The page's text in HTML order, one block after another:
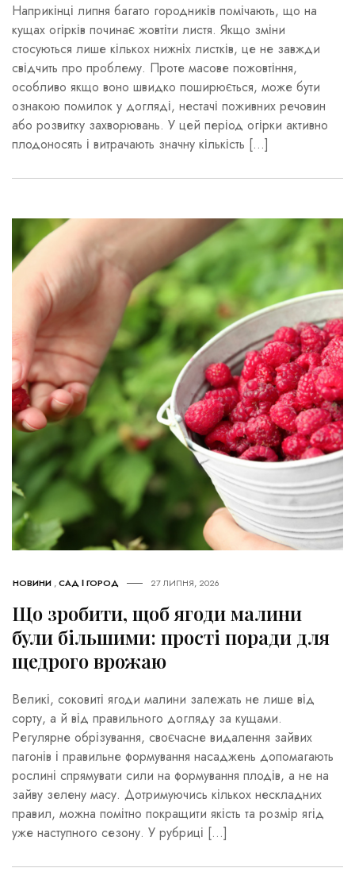
Наприкінці липня багато городників помічають, що на
кущах огірків починає жовтіти листя. Якщо зміни
стосуються лише кількох нижніх листків, це не завжди
свідчить про проблему. Проте масове пожовтіння,
особливо якщо воно швидко поширюється, може бути
ознакою помилок у догляді, нестачі поживних речовин
або розвитку захворювань. У цей період огірки активно
плодоносять і витрачають значну кількість […]
НОВИНИ ,САД І ГОРОД 27 ЛИПНЯ, 2026
Що зробити, щоб ягоди малини
були більшими: прості поради для
щедрого врожаю
Великі, соковиті ягоди малини залежать не лише від
сорту, а й від правильного догляду за кущами.
Регулярне обрізування, своєчасне видалення зайвих
пагонів і правильне формування насаджень допомагають
рослині спрямувати сили на формування плодів, а не на
зайву зелену масу. Дотримуючись кількох нескладних
правил, можна помітно покращити якість та розмір ягід
уже наступного сезону. У рубриці […]